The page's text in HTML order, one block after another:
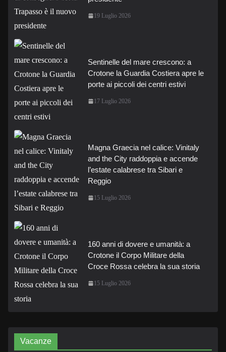
19 Luglio 2026
Sentinelle del mare crescono: a
Crotone la Guardia Costiera apre le
porte ai piccoli dei centri estivi
17 Luglio 2026
Magna Graecia nel calice: Vinitaly
and the City raddoppia e accende
l’estate calabrese tra Sibari e
Reggio
15 Luglio 2026
160 anni di dovere e umanità: a
Crotone il Corpo Militare della
Croce Rossa celebra la sua storia
15 Luglio 2026
Vacanze